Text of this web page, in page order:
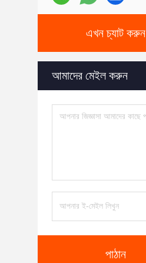
এখন চ্যাট করুন
আমাদের মেইল করুন
পাঠান